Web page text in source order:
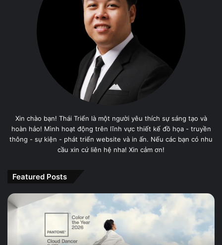
Xin chào bạn! Thái Triển là một người yêu thích sự sáng tạo và
hoàn hảo! Mình hoạt động trên lĩnh vực thiết kế đồ họa - truyền
thông - sự kiện - phát triển website và in ấn. Nếu các bạn có nhu
cầu xin cứ liên hệ nha! Xin cảm ơn!
Featured Posts
PANTONE
11-